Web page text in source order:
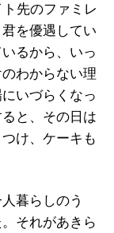
先のファミレ
を優遇してい
るから、いっ
わからない理
いづらくなっ
と、その日は
け、ケーキも
暮らしのう
それがあきら